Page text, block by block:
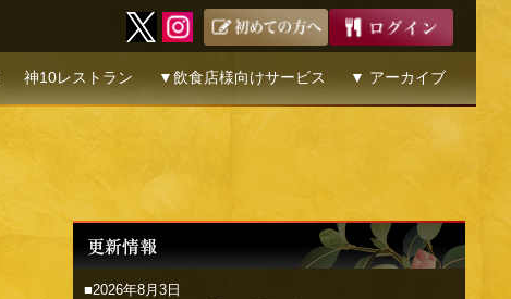
神10レストラン ▼飲食店様向けサービス ▼ アーカイブ
■2026年8月3日